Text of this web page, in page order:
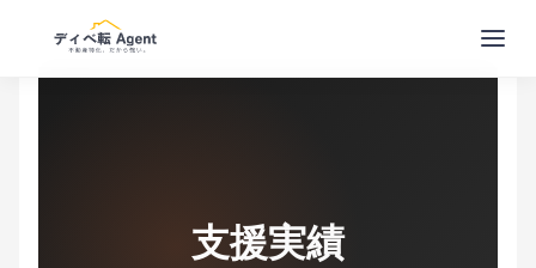
支援実績